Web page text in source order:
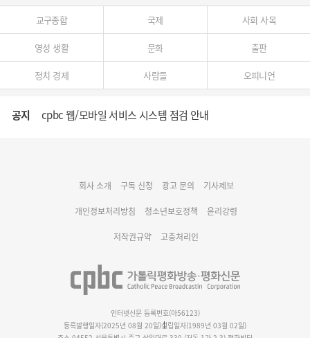
교구종합 국제 사회 사목
영성 생활 문화 출판
정치 경제 사람들 오피니언
공지 cpbc 웹/모바일 서비스 시스템 점검 안내
명동 미디어큐브 & 1898 미디어월 공모전 수상작 발표
회사 소개 구독 신청 광고 문의 기사제보
개인정보처리방침 청소년보호정책 윤리강령
저작권규약 고충처리인
인터넷신문 등록번호(아56123)
등록발행일자(2025년 08월 20일)설립일자(1989년 03월 02일)